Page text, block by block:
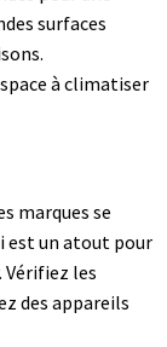
surfaces
à climatiser
marques se
est un atout pour
Vérifiez les
des appareils